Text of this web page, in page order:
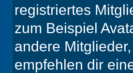
registriertes
zum Beispiel
andere
empfehlen dir